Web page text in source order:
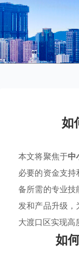
如
本文将聚焦于中
必要的资金支
备所需的专业
发和产品升级
大渡口区实现高
如